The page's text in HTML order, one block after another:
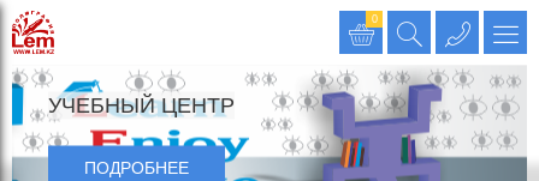
0
УЧЕБНЫЙ ЦЕНТР
ПОДРОБНЕЕ